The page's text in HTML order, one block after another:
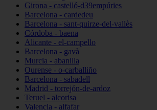
Girona - castelló-d39empúries
Barcelona - cardedeu
Barcelona - sant-quirze-del-vallès
Córdoba - baena
Alicante - el-campello
Barcelona - gavà
Murcia - abanilla
Ourense - o-carballiño
Barcelona - sabadell
Madrid - torrejón-de-ardoz
Teruel - alcorisa
Valencia - alfafar